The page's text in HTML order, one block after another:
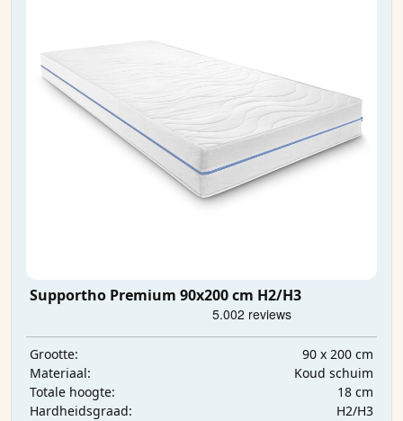
Supportho Premium 90x200 cm H2/H3
Grootte:
90 x 200 cm
Materiaal:
Koud schuim
Totale hoogte:
18 cm
Hardheidsgraad:
H2/H3